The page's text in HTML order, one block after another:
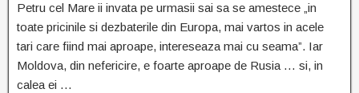
Petru cel Mare ii invata pe urmasii sai sa se amestece „in
toate pricinile si dezbaterile din Europa, mai vartos in acele
tari care fiind mai aproape, intereseaza mai cu seama”. Iar
Moldova, din nefericire, e foarte aproape de Rusia … si, in
calea ei …